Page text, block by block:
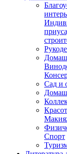
Сад и
Спорт